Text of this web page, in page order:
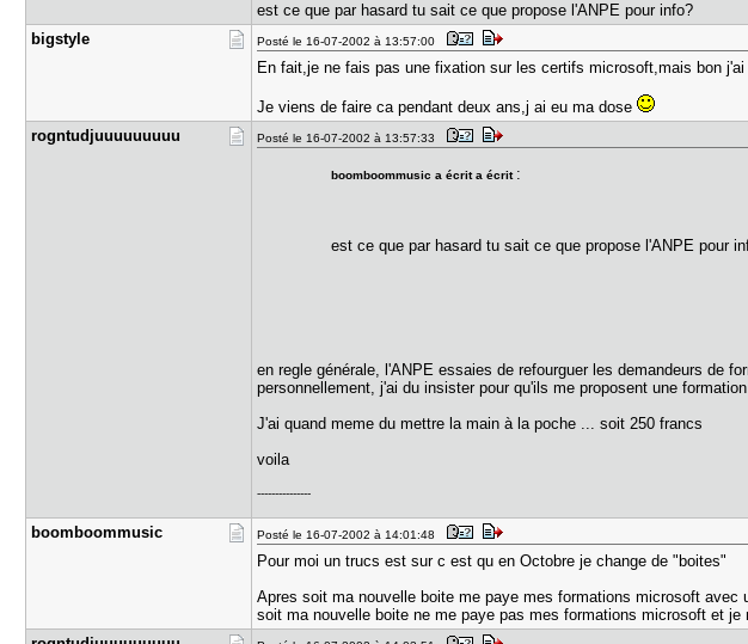
est ce que par hasard tu sait ce que propose l'ANPE pour info?
bigstyle
Posté le 16-07-2002 à 13:57:00
En fait,je ne fais pas une fixation sur les certifs microsoft,mais bon
Je viens de faire ca pendant deux ans,j ai eu ma dose
rogntudjuu​uuuuuuu
Posté le 16-07-2002 à 13:57:33
boomboommusic a écrit a écrit :
est ce que par hasard tu sait ce que propose l'ANPE pour
en regle générale, l'ANPE essaies de refourguer les demandeurs de
personnellement, j'ai du insister pour qu'ils me proposent une
J'ai quand meme du mettre la main à la poche ... soit 250 francs
voila
---------------
boomboommu​sic Posté le 16-07-2002 à 14:01:48
Pour moi un trucs est sur c est qu en Octobre je change de "boites"
Apres soit ma nouvelle boite me paye mes formations microsoft avec
soit ma nouvelle boite ne me paye pas mes formations microsoft et je